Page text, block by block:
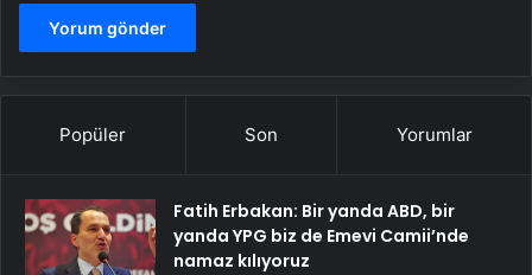
Popüler Son Yorumlar
Fatih Erbakan: Bir yanda ABD, bir
yanda YPG biz de Emevi Camii’nde
namaz kılıyoruz